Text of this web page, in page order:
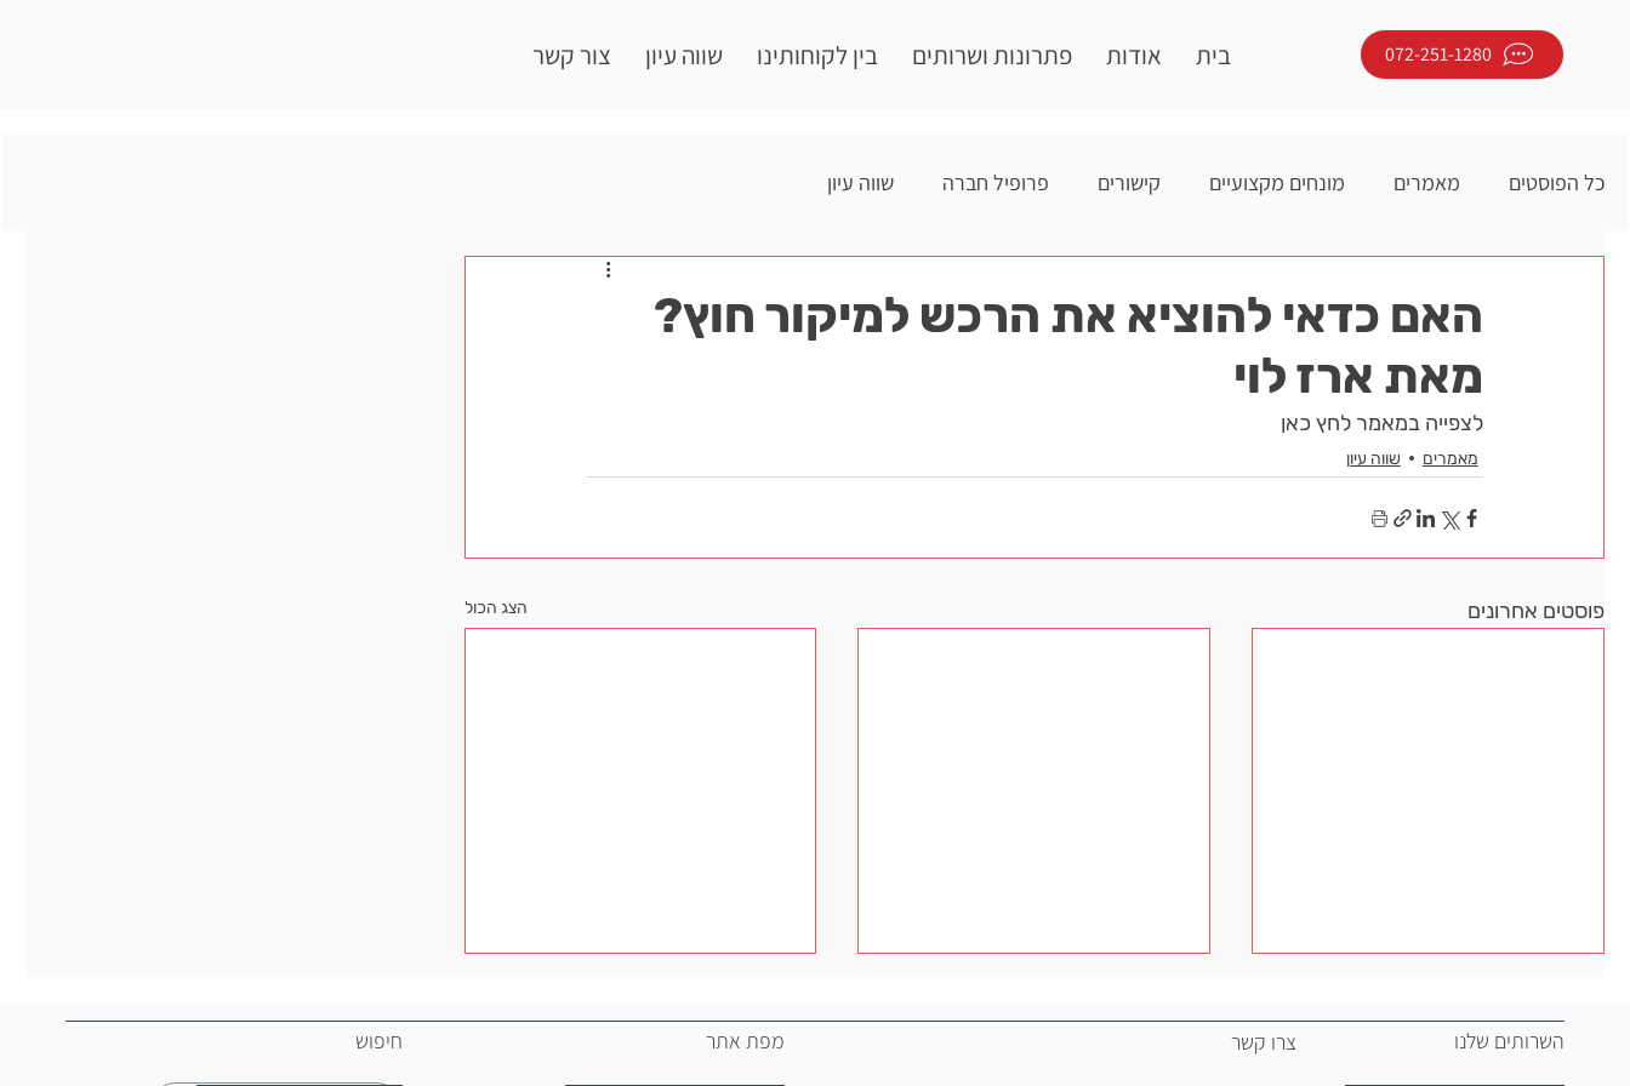
בית אודות פתרונות ושרותים בין לקוחותינו שווה עיון צור קשר 072-251-1280
כל הפוסטים מאמרים מונחים מקצועיים קישורים פרופיל חברה שווה עיון
האם כדאי להוציא את הרכש למיקור חוץ?
מאת ארז לוי
לצפייה במאמר לחץ כאן
מאמרים שווה עיון
פוסטים אחרונים הצג הכול
לצפייה בקישור לחץ כאן לצפייה בקישור לחץ כאן השרותים שלנו צרו קשר מפת אתר חיפוש